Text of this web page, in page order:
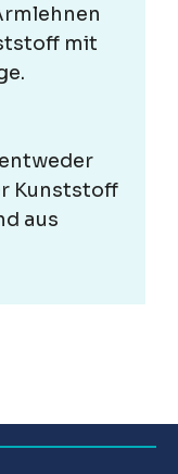
mit
Kunststoff
aus